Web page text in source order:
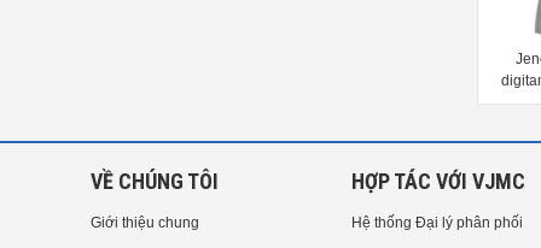
VỀ CHÚNG TÔI
Giới thiệu chung
HỢP TÁC VỚI VJMC
Hệ thống Đại lý phân phối